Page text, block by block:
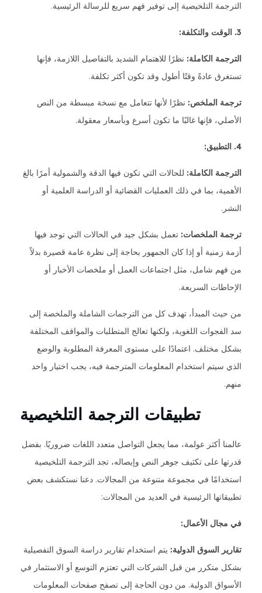
الترجمة التلخيصية إلى توفير فهم سريع للرسالة الرئيسية.
3. الوقت والتكلفة:
الترجمة الكاملة: نظرًا للاهتمام الشديد بالتفاصيل اللازمة، فإنها
تستغرق عادةً وقتًا أطول وقد تكون أكثر تكلفة.
ترجمة الملخص: نظرًا لأنها تتعامل مع نسخة مبسطة من النص
الأصلي، فإنها غالبًا ما تكون أسرع وبأسعار معقولة.
4. التطبيق:
الترجمة الكاملة: للحالات التي تكون فيها الدقة والشمولية أمرًا بالغ
الأهمية، بما في ذلك العمليات القضائية أو الدراسة العلمية أو
النشر.
ترجمة الملخصات: تعمل بشكل جيد في الحالات التي توجد فيها
أزمة زمنية أو إذا كان الجمهور بحاجة إلى نظرة عامة قصيرة بدلاً
من فهم شامل، مثل اجتماعات العمل أو ملخصات الأخبار أو
الإحاطات السريعة.
من حيث المبدأ، تهدف كل من الترجمات الشاملة والملخصة إلى
سد الفجوات اللغوية، ولكنها تعالج المتطلبات والمواقف المختلفة
بشكل مختلف. اعتمادًا على مستوى المعرفة المطلوبة والوضع
الذي سيتم استخدام المعلومات المترجمة فيه، يجب اختيار واحد
منهم.
تطبيقات الترجمة التلخيصية
عالمنا أكثر عولمة، مما يجعل التواصل متعدد اللغات ضروريًا. بفضل
قدرتها على تكثيف جوهر النص وإيصاله، تجد الترجمة التلخيصية
استخدامًا في مجموعة متنوعة من المجالات. دعنا نستكشف بعض
تطبيقاتها الرئيسية في العديد من المجالات:
في مجال الأعمال:
تقارير السوق الدولية: يتم استخدام تقارير دراسة السوق التفصيلية
بشكل متكرر من قبل الشركات التي تعتزم التوسع أو الاستثمار في
الأسواق الدولية. من دون الحاجة إلى تصفح صفحات المعلومات